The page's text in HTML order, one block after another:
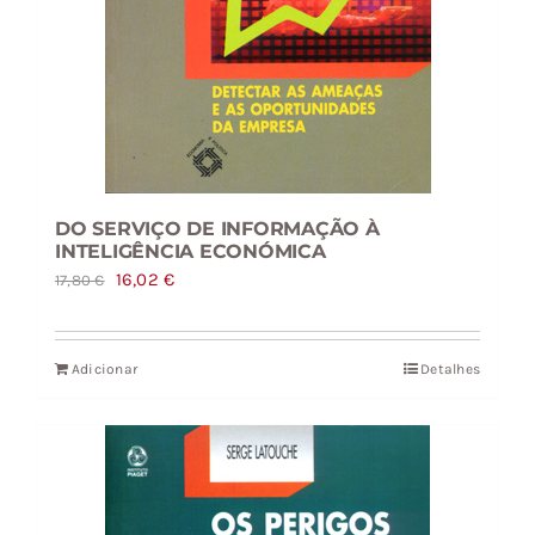
DO SERVIÇO DE INFORMAÇÃO À
INTELIGÊNCIA ECONÓMICA
17,80€
O
original
era:
16,02€O
atual
Adicionar Detalhes